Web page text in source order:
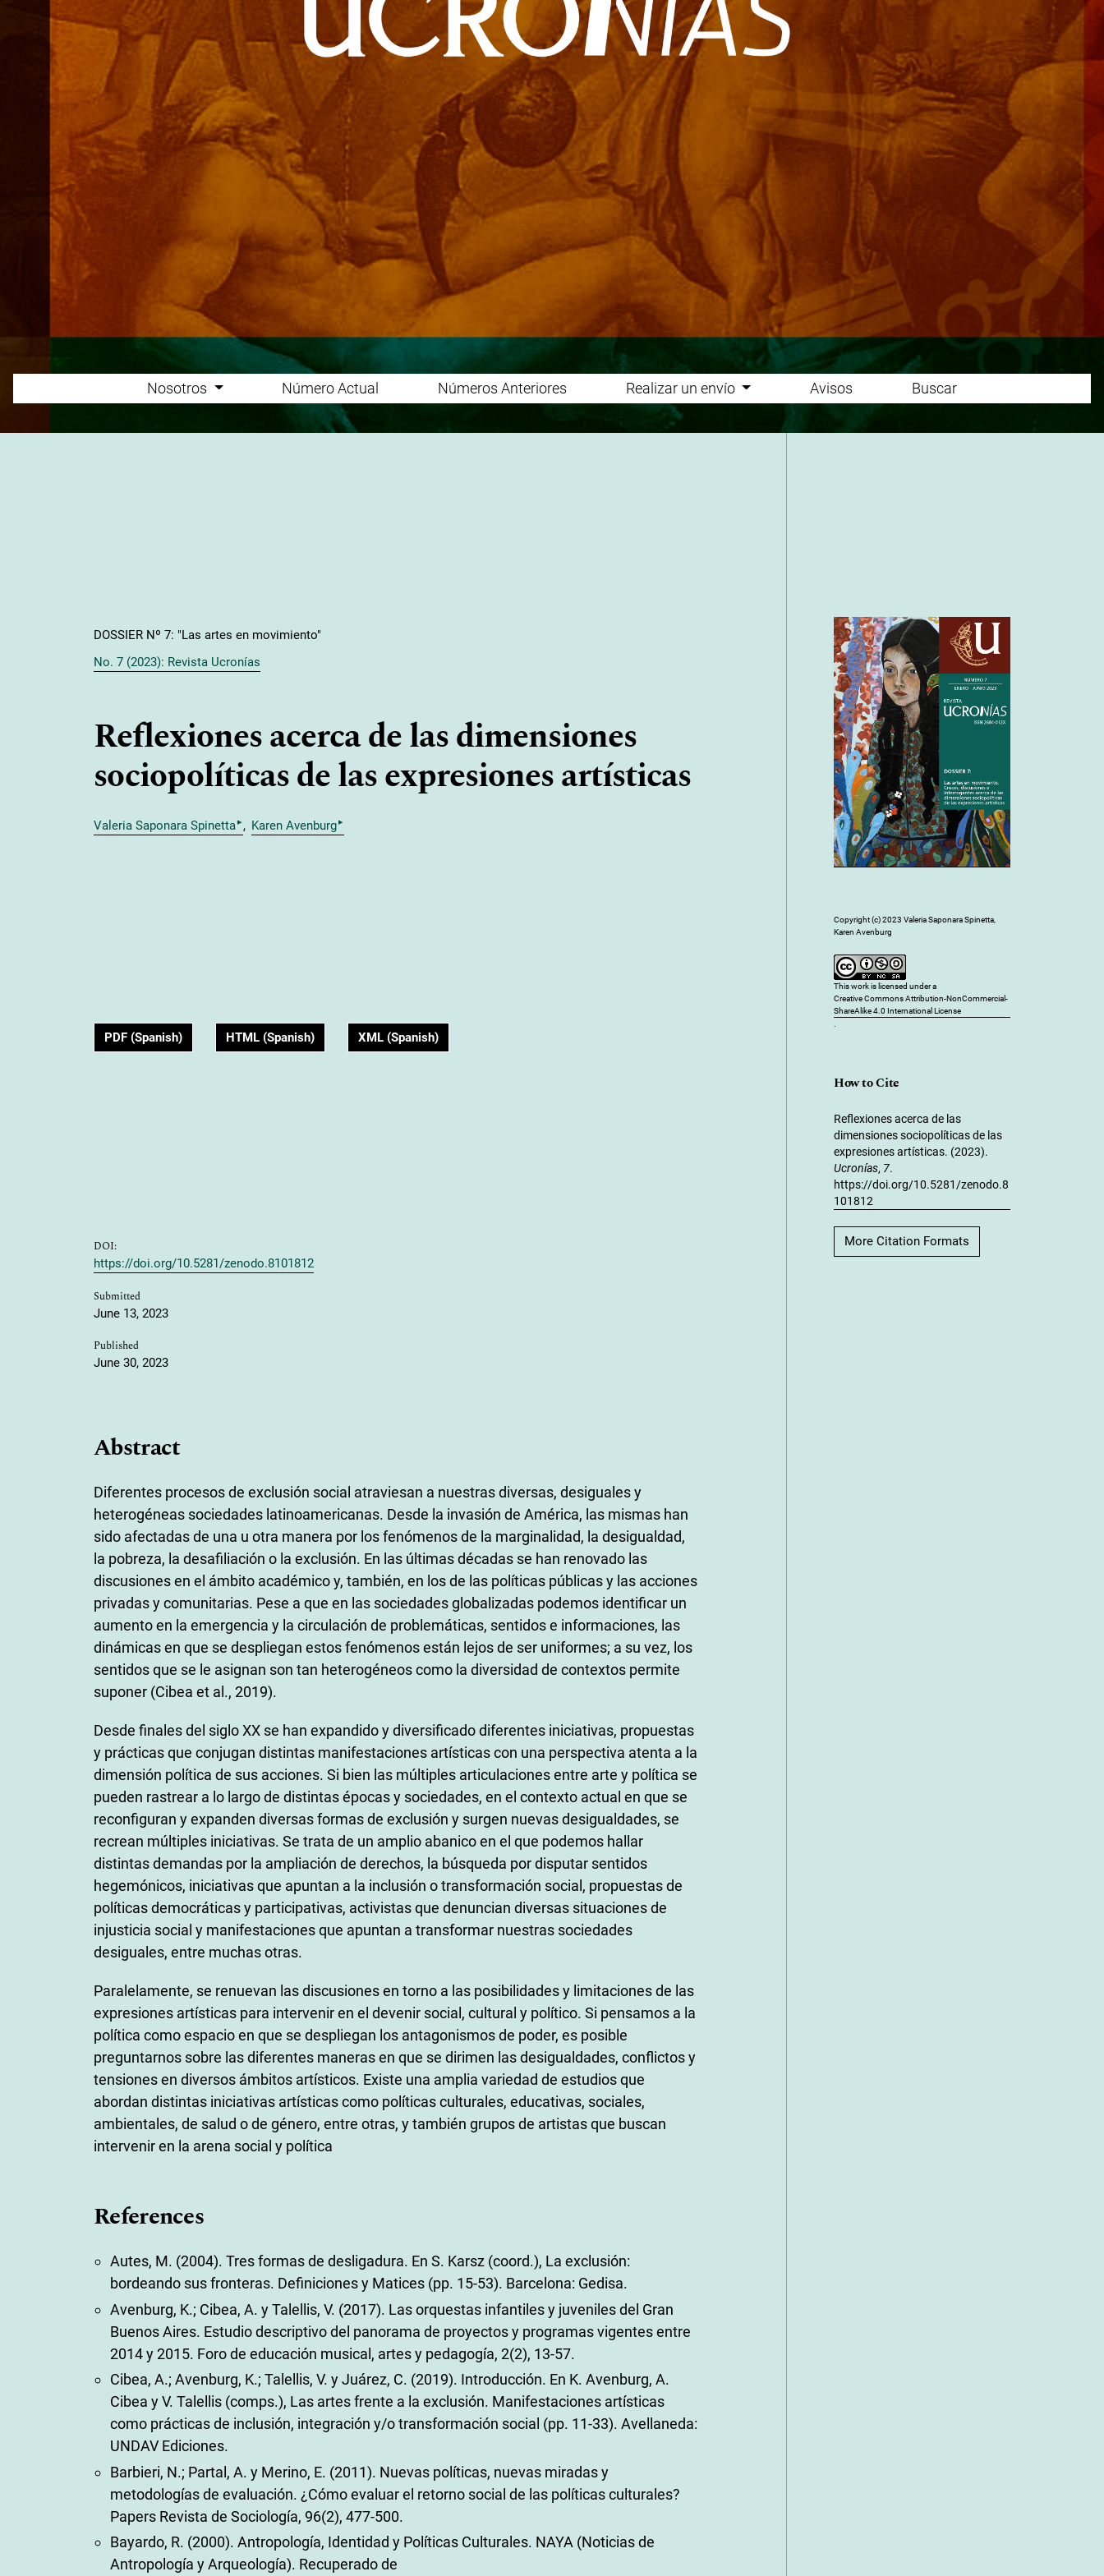
Main menuNosotros Número Actual Números Anteriores Realizar un envío Avisos Buscar
DOSSIER Nº 7: "Las artes en movimiento"
No. 7 (2023): Revista Ucronías
Reflexiones acerca de las dimensiones
sociopolíticas de las expresiones artísticas
Valeria Saponara Spinetta▸ Karen Avenburg▸
PDF (Spanish) HTML (Spanish) XML (Spanish)
DOI:
https://doi.org/10.5281/zenodo.8101812
Submitted
June 13, 2023
Published
June 30, 2023
Abstract
Diferentes procesos de exclusión social atraviesan a nuestras diversas, desiguales y
heterogéneas sociedades latinoamericanas. Desde la invasión de América, las mismas han
sido afectadas de una u otra manera por los fenómenos de la marginalidad, la desigualdad,
la pobreza, la desafiliación o la exclusión. En las últimas décadas se han renovado las
discusiones en el ámbito académico y, también, en los de las políticas públicas y las acciones
privadas y comunitarias. Pese a que en las sociedades globalizadas podemos identificar un
aumento en la emergencia y la circulación de problemáticas, sentidos e informaciones, las
dinámicas en que se despliegan estos fenómenos están lejos de ser uniformes; a su vez, los
sentidos que se le asignan son tan heterogéneos como la diversidad de contextos permite
suponer (Cibea et al., 2019).
Desde finales del siglo XX se han expandido y diversificado diferentes iniciativas, propuestas
y prácticas que conjugan distintas manifestaciones artísticas con una perspectiva atenta a la
dimensión política de sus acciones. Si bien las múltiples articulaciones entre arte y política se
pueden rastrear a lo largo de distintas épocas y sociedades, en el contexto actual en que se
reconfiguran y expanden diversas formas de exclusión y surgen nuevas desigualdades, se
recrean múltiples iniciativas. Se trata de un amplio abanico en el que podemos hallar
distintas demandas por la ampliación de derechos, la búsqueda por disputar sentidos
hegemónicos, iniciativas que apuntan a la inclusión o transformación social, propuestas de
políticas democráticas y participativas, activistas que denuncian diversas situaciones de
injusticia social y manifestaciones que apuntan a transformar nuestras sociedades
desiguales, entre muchas otras.
Paralelamente, se renuevan las discusiones en torno a las posibilidades y limitaciones de las
expresiones artísticas para intervenir en el devenir social, cultural y político. Si pensamos a la
política como espacio en que se despliegan los antagonismos de poder, es posible
preguntarnos sobre las diferentes maneras en que se dirimen las desigualdades, conflictos y
tensiones en diversos ámbitos artísticos. Existe una amplia variedad de estudios que
abordan distintas iniciativas artísticas como políticas culturales, educativas, sociales,
ambientales, de salud o de género, entre otras, y también grupos de artistas que buscan
intervenir en la arena social y política
References
Autes, M. (2004). Tres formas de desligadura. En S. Karsz (coord.), La exclusión:
bordeando sus fronteras. Definiciones y Matices (pp. 15-53). Barcelona: Gedisa.
Avenburg, K.; Cibea, A. y Talellis, V. (2017). Las orquestas infantiles y juveniles del Gran
Buenos Aires. Estudio descriptivo del panorama de proyectos y programas vigentes entre
2014 y 2015. Foro de educación musical, artes y pedagogía, 2(2), 13-57.
Cibea, A.; Avenburg, K.; Talellis, V. y Juárez, C. (2019). Introducción. En K. Avenburg, A.
Cibea y V. Talellis (comps.), Las artes frente a la exclusión. Manifestaciones artísticas
como prácticas de inclusión, integración y/o transformación social (pp. 11-33). Avellaneda:
UNDAV Ediciones.
Barbieri, N.; Partal, A. y Merino, E. (2011). Nuevas políticas, nuevas miradas y
metodologías de evaluación. ¿Cómo evaluar el retorno social de las políticas culturales?
Papers Revista de Sociología, 96(2), 477-500.
Bayardo, R. (2000). Antropología, Identidad y Políticas Culturales. NAYA (Noticias de
Antropología y Arqueología). Recuperado de
Cover image
Copyright (c) 2023 Valeria Saponara Spinetta,
Karen Avenburg
This work is licensed under a
Creative Commons Attribution-NonCommercial-
ShareAlike 4.0 International License
How to Cite
Reflexiones acerca de las
dimensiones sociopolíticas de las
expresiones artísticas. (2023).
Ucronías, 7.
https://doi.org/10.5281/zenodo.8
101812
More Citation Formats